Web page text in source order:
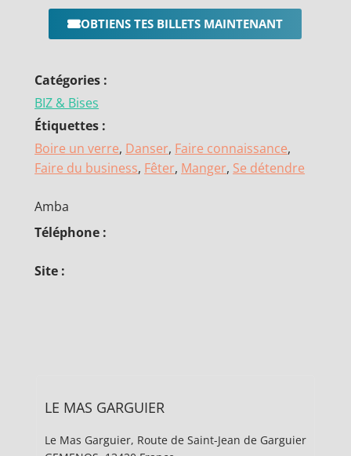
OBTIENS TES BILLETS MAINTENANT
Catégories :
BIZ & Bises
Étiquettes :
Boire un verre, Danser, Faire connaissance,
Faire du business, Fêter, Manger, Se détendre
Amba
Téléphone :
Site :
LE MAS GARGUIER
Le Mas Garguier, Route de Saint-Jean de Garguier